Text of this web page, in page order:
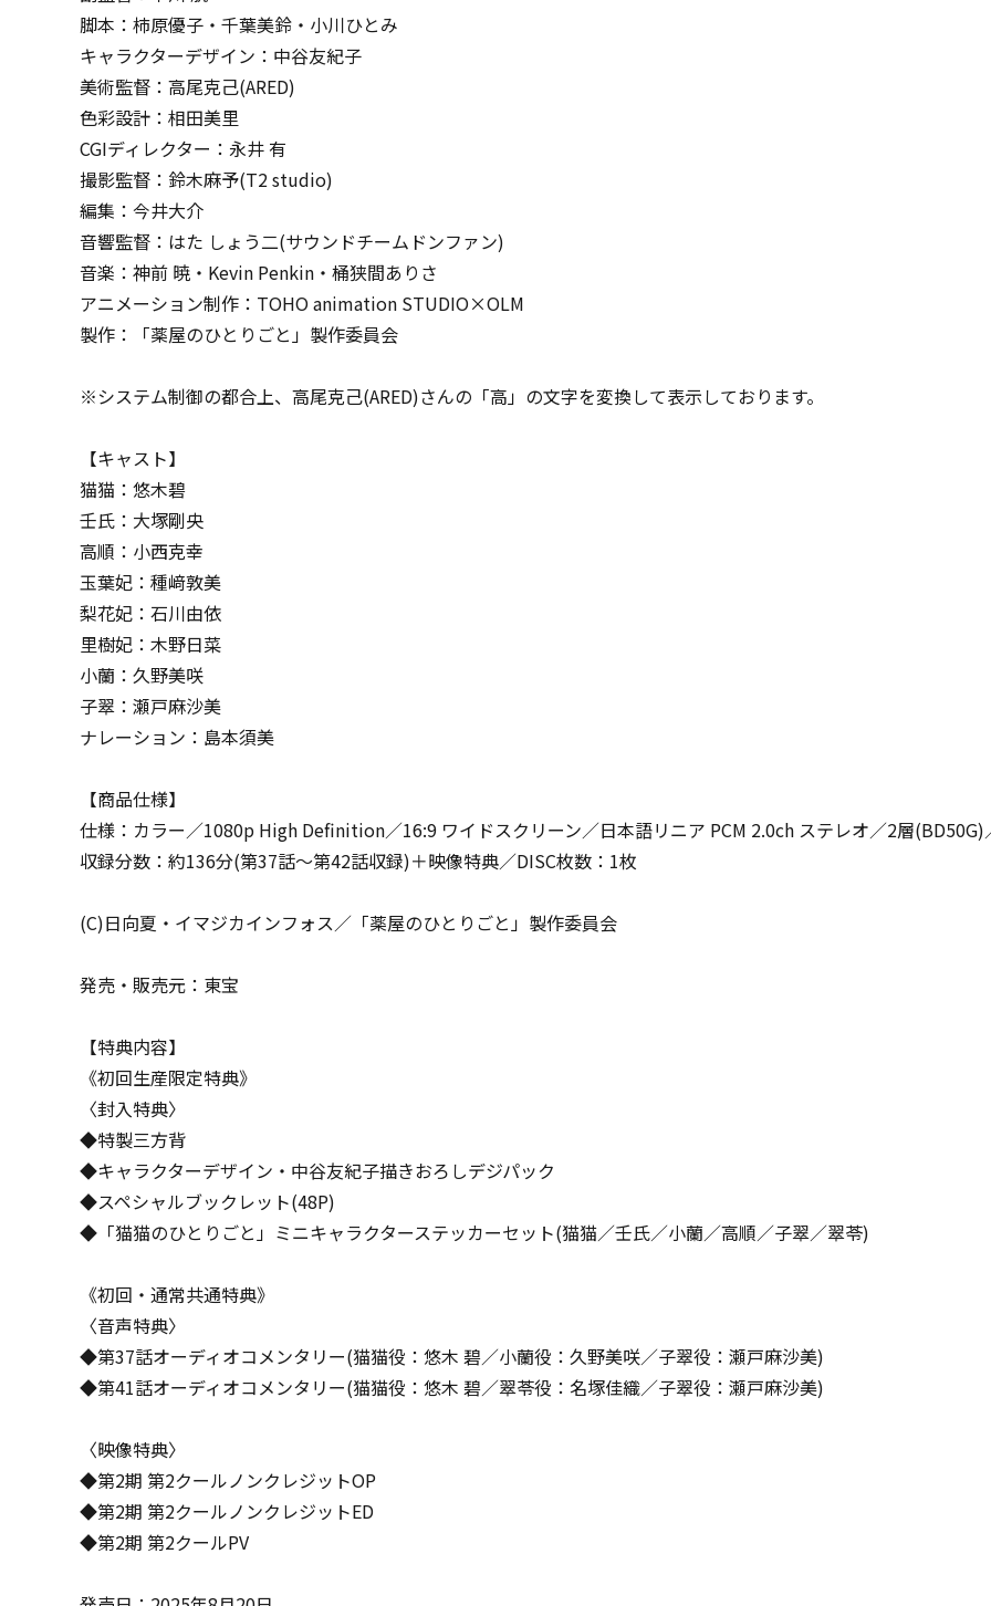
脚本：柿原優子・千葉美鈴・小川ひとみ
キャラクターデザイン：中谷友紀子
美術監督：高尾克己(ARED)
色彩設計：相田美里
CGIディレクター：永井 有
撮影監督：鈴木麻予(T2 studio)
編集：今井大介
音響監督：はた しょう二(サウンドチームドンファン)
音楽：神前 暁・Kevin Penkin・桶狭間ありさ
アニメーション制作：TOHO animation STUDIO×OLM
製作：「薬屋のひとりごと」製作委員会
※システム制御の都合上、高尾克己(ARED)さんの「高」の文字を変換して表示しております。
【キャスト】
猫猫：悠木碧
壬氏：大塚剛央
高順：小西克幸
玉葉妃：種﨑敦美
梨花妃：石川由依
里樹妃：木野日菜
小蘭：久野美咲
子翠：瀬戸麻沙美
ナレーション：島本須美
【商品仕様】
仕様：カラー／1080p High Definition／16:9 ワイドスクリーン／日本語リニア PCM 2.0ch ステレオ／2層
収録分数：約136分(第37話～第42話収録)＋映像特典／DISC枚数：1枚
(C)日向夏・イマジカインフォス／「薬屋のひとりごと」製作委員会
発売・販売元：東宝
【特典内容】
《初回生産限定特典》
〈封入特典〉
◆特製三方背
◆キャラクターデザイン・中谷友紀子描きおろしデジパック
◆スペシャルブックレット(48P)
◆「猫猫のひとりごと」ミニキャラクターステッカーセット(猫猫／壬氏／小蘭／高順／子翠／翠苓)
《初回・通常共通特典》
〈音声特典〉
◆第37話オーディオコメンタリー(猫猫役：悠木 碧／小蘭役：久野美咲／子翠役：瀬戸麻沙美)
◆第41話オーディオコメンタリー(猫猫役：悠木 碧／翠苓役：名塚佳織／子翠役：瀬戸麻沙美)
〈映像特典〉
◆第2期 第2クールノンクレジットOP
◆第2期 第2クールノンクレジットED
◆第2期 第2クールPV